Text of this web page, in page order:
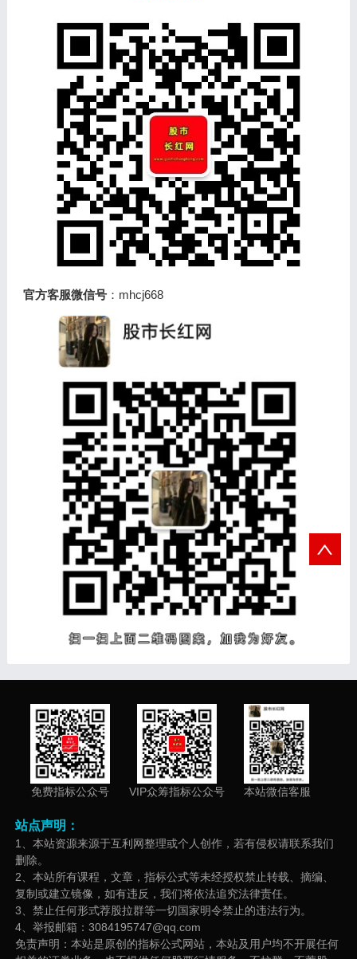
官方客服微信号：mhcj668
免费指标公众号 VIP众筹指标公众号 本站微信客服
站点声明：
1、本站资源来源于互利网整理或个人创作，若有侵权请联系我们
删除。
2、本站所有课程，文章，指标公式等未经授权禁止转载、摘编、
复制或建立镜像，如有违反，我们将依法追究法律责任。
3、禁止任何形式荐股拉群等一切国家明令禁止的违法行为。
4、举报邮箱：3084195747@qq.com
免责声明：本站是原创的指标公式网站，本站及用户均不开展任何